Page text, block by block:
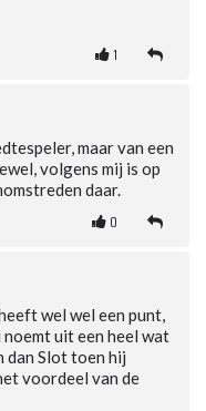
1
maar van een
volgens mij is op
daar.
0
wel wel een punt,
uit een heel wat
dan Slot toen hij
voordeel van de